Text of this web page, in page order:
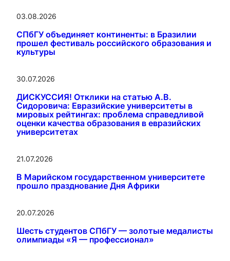
03.08.2026
СПбГУ объединяет континенты: в Бразилии
прошел фестиваль российского образования и
культуры
30.07.2026
ДИСКУССИЯ! Отклики на статью А.В.
Сидоровича: Евразийские университеты в
мировых рейтингах: проблема справедливой
оценки качества образования в евразийских
университетах
21.07.2026
В Марийском государственном университете
прошло празднование Дня Африки
20.07.2026
Шесть студентов СПбГУ — золотые медалисты
олимпиады «Я — профессионал»